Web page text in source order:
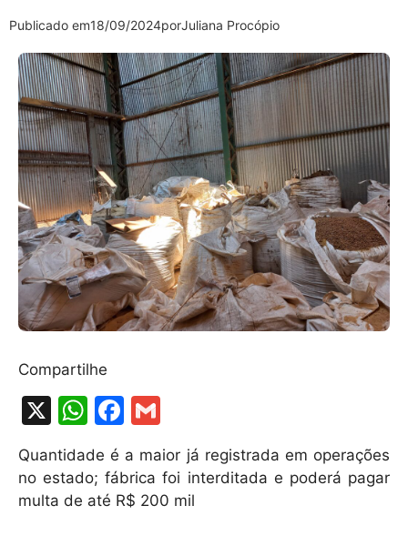
Publicado em18/09/2024porJuliana Procópio
Compartilhe
X
W
h
at
s
F
c
e
m
ai
l
Quantidade é a maior já registrada em operações
no estado; fábrica foi interditada e poderá pagar
multa de até R$ 200 mil